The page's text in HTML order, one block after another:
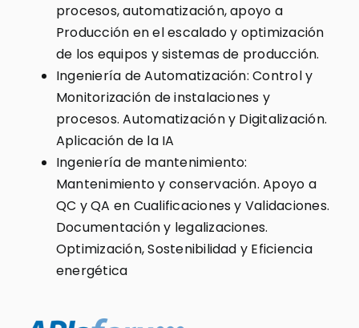
procesos, automatización, apoyo a
Producción en el escalado y optimización
de los equipos y sistemas de producción.
Ingeniería de Automatización: Control y
Monitorización de instalaciones y
procesos. Automatización y Digitalización.
Aplicación de la IA
Ingeniería de mantenimiento:
Mantenimiento y conservación. Apoyo a
QC y QA en Cualificaciones y Validaciones.
Documentación y legalizaciones.
Optimización, Sostenibilidad y Eficiencia
energética